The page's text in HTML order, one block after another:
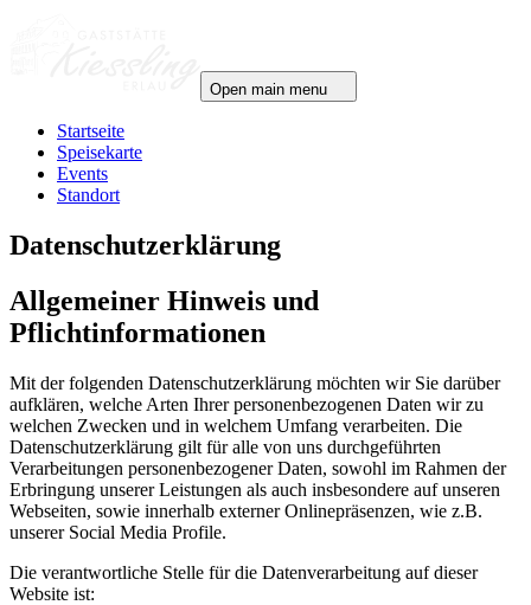
Open main menu
Startseite
Speisekarte
Events
Standort
Datenschutzerklärung
Allgemeiner Hinweis und
Pflichtinformationen
Mit der folgenden Datenschutzerklärung möchten wir Sie darüber
aufklären, welche Arten Ihrer personenbezogenen Daten wir zu
welchen Zwecken und in welchem Umfang verarbeiten. Die
Datenschutzerklärung gilt für alle von uns durchgeführten
Verarbeitungen personenbezogener Daten, sowohl im Rahmen der
Erbringung unserer Leistungen als auch insbesondere auf unseren
Webseiten, sowie innerhalb externer Onlinepräsenzen, wie z.B.
unserer Social Media Profile.
Die verantwortliche Stelle für die Datenverarbeitung auf dieser
Website ist: